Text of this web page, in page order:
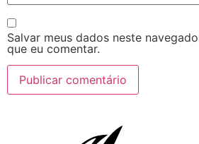
Salvar meus dados neste
que eu comentar.